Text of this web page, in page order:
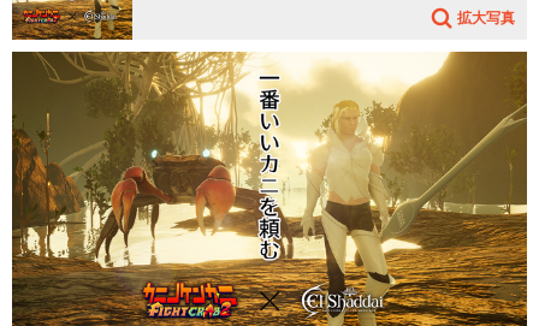
拡大写真